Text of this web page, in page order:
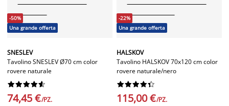
-50%
Una grande offerta
SNESLEV
Tavolino SNESLEV Ø70 cm color
rovere naturale






74,45 €/PZ.
-22%
Una grande offerta
HALSKOV
Tavolino HALSKOV 70x120 cm color
rovere naturale/nero






115,00 €/PZ.